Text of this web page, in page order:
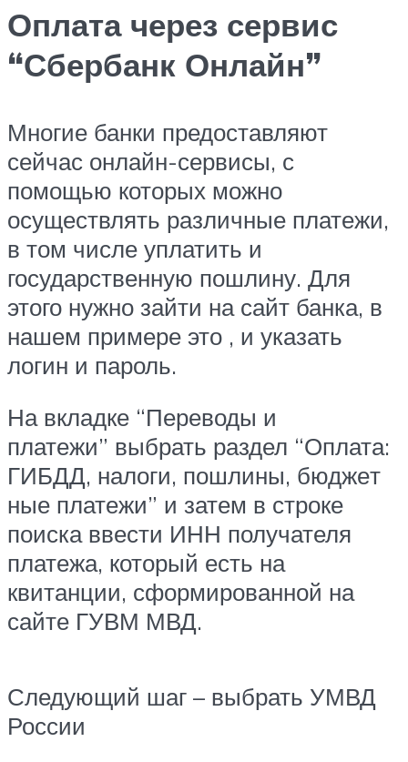
Оплата через сервис
“Сбербанк Онлайн”
Многие банки предоставляют
сейчас онлайн-сервисы, с
помощью которых можно
осуществлять различные платежи,
в том числе уплатить и
государственную пошлину. Для
этого нужно зайти на сайт банка, в
нашем примере это , и указать
логин и пароль.
На вкладке “Переводы и
платежи” выбрать раздел “Оплата:
ГИБДД, налоги, пошлины, бюд​ж​е​т​
ные платежи” и затем в строке
поиска ввести ИНН получателя
платежа, который есть на
квитанции, сформированной на
сайте ГУВМ МВД.
Следующий шаг – выбрать УМВД
России